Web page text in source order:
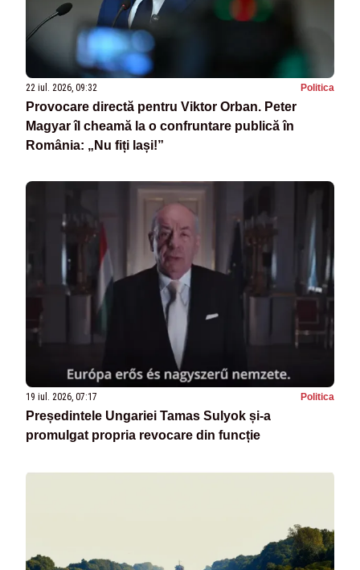
22 iul. 2026, 09:32 Politica
Provocare directă pentru Viktor Orban. Peter
Magyar îl cheamă la o confruntare publică în
România: „Nu fiți lași!”
19 iul. 2026, 07:17 Politica
Președintele Ungariei Tamas Sulyok și-a
promulgat propria revocare din funcție